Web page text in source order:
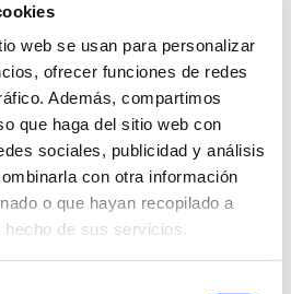
web se usan para personalizar
ofrecer funciones de redes
Además, compartimos
que haga del sitio web con
sociales, publicidad y análisis
con otra información
o que hayan recopilado a
de sus servicios.
artista Pedro Faus